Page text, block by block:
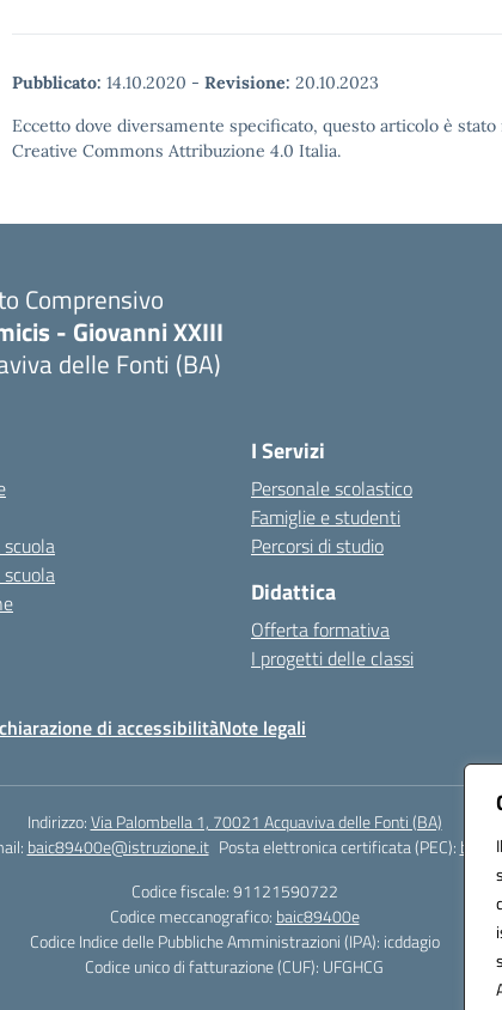
Pubblicato: 14.10.2020 - Revisione: 20.10.2023
Eccetto dove diversamente specificato, questo articolo è
Creative Commons Attribuzione 4.0 Italia.
Comprensivo
- Giovanni XXIII
delle Fonti (BA)
I Servizi
Personale scolastico
Famiglie e studenti
Percorsi di studio
Didattica
Offerta formativa
I progetti delle classi
di accessibilitàNote legali
Indirizzo:Via Palombella 1, 70021 Acquaviva delle Fonti (BA)
baic89400e@istruzione.it Posta elettronica certificata (PEC):
Codice fiscale: 91121590722
Codice meccanografico: baic89400e
Codice Indice delle Pubbliche Amministrazioni (IPA): icddagio
Codice unico di fatturazione (CUF): UFGHCG